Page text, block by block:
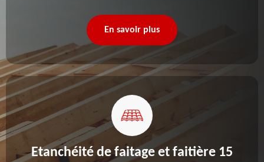
En savoir plus
Etanchéité de faitage et faitière 15